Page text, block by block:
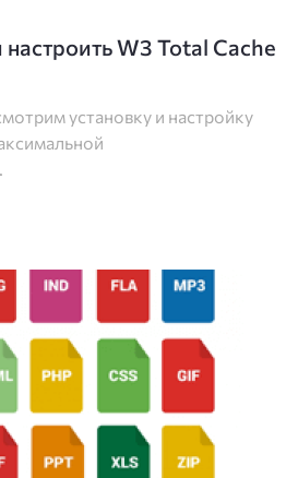
настроить W3 Total Cache
установку и настройку